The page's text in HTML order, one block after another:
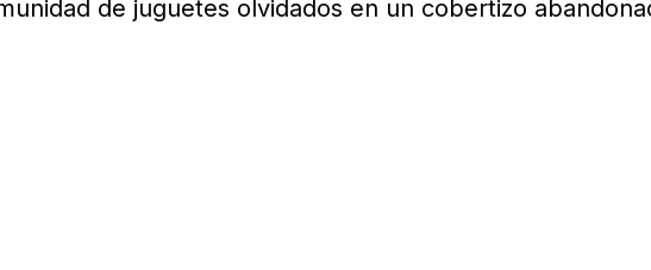
de juguetes olvidados en un cobertizo